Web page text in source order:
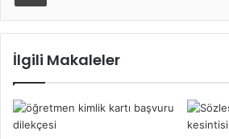
İlgili Makaleler